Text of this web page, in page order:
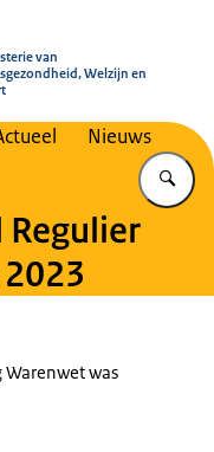
van
Welzijn en
Nieuws
was